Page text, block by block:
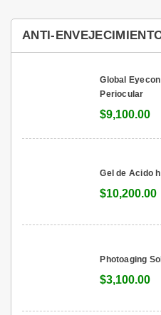
ANTI-
Global
Periocular
$9,100.00
Gel de Acido
$10,200.00
Photoaging
$3,100.00